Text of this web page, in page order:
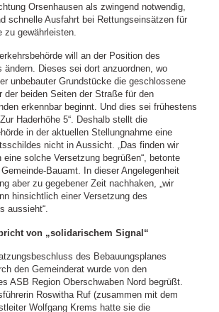
Orsenhausen als zwingend notwendig,
schnelle Ausfahrt bei Rettungseinsätzen für
zu gewährleisten.
will an der Position des
Dieses sei dort anzuordnen, wo
unbebauter Grundstücke die geschlossene
der beiden Seiten der Straße für den
erkennbar beginnt. Und dies sei frühestens
Haderhöhe 5“. Deshalb stellt die
in der aktuellen Stellungnahme eine
nicht in Aussicht. „Das finden wir
eine solche Versetzung begrüßen“, betonte
Bauamt. In dieser Angelegenheit
aber zu gegebener Zeit nachhaken, „wir
hinsichtlich einer Versetzung des
aussieht“.
von „solidarischem Signal“
des Bebauungsplanes
den Gemeinderat wurde von den
ASB Region Oberschwaben Nord begrüßt.
Roswitha Ruf (zusammen mit dem
Wolfgang Krems hatte sie die